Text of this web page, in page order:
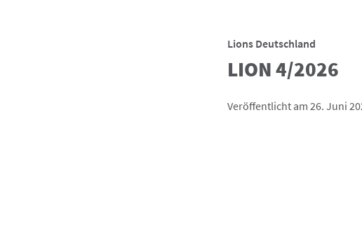
Lions Deutschland
LION 4/2026
Veröffentlicht am 26. Juni